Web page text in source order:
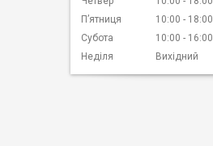
Пʼятниця
10:00
18:00
Субота
10:00
16:00
Неділя
Вихідний